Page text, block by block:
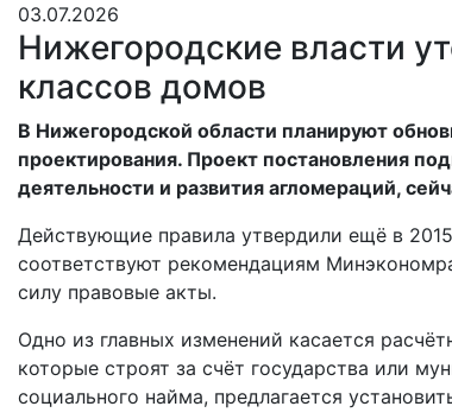
03.07.2026
Нижегородские власти
классов домов
В Нижегородской области планируют
проектирования. Проект постановления
деятельности и развития агломераций,
Действующие правила утвердили ещё в
соответствуют рекомендациям
силу правовые акты.
Одно из главных изменений касается
которые строят за счёт государства или
социального найма, предлагается